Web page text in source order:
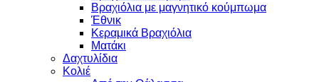
Βραχιόλια με μαγνητικό κούμπωμα
Έθνικ
Κεραμικά Βραχιόλια
Ματάκι
Δαχτυλίδια
Κολιέ